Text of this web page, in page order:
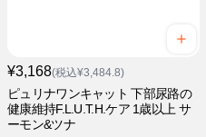
¥3,168(税込¥3,484.8)
ピュリナワンキャット 下部尿路の
健康維持F.L.U.T.H.ケア 1歳以上 サ
ーモン&ツナ